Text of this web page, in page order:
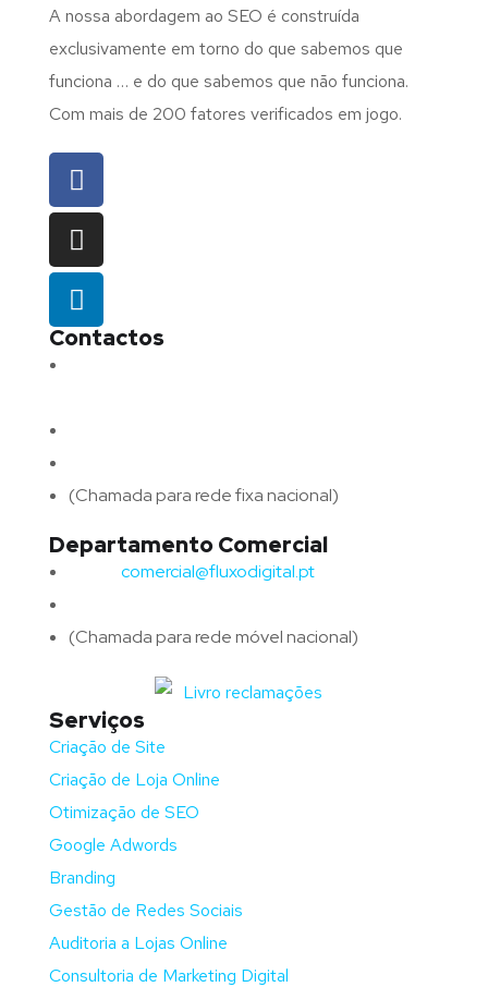
A nossa abordagem ao SEO é construída
exclusivamente em torno do que sabemos que
funciona … e do que sabemos que não funciona.
Com mais de 200 fatores verificados em jogo.
Contactos
(Chamada para rede fixa nacional)
Departamento Comercial
comercial@fluxodigital.pt
(Chamada para rede móvel nacional)
Serviços
Criação de Site
Criação de Loja Online
Otimização de SEO
Google Adwords
Branding
Gestão de Redes Sociais
Auditoria a Lojas Online
Consultoria de Marketing Digital